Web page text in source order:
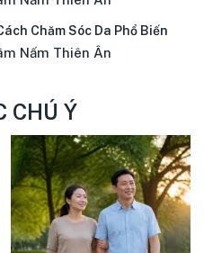
Chăm Sóc Da Phổ Biến
Nấm Thiên Ân
CHÚ Ý